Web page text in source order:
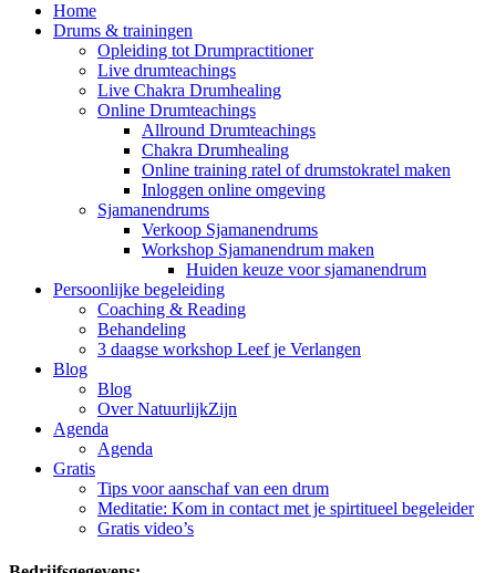
Home
Drums & trainingen
Opleiding tot Drumpractitioner
Live drumteachings
Live Chakra Drumhealing
Online Drumteachings
Allround Drumteachings
Chakra Drumhealing
Online training ratel of drumstokratel maken
Inloggen online omgeving
Sjamanendrums
Verkoop Sjamanendrums
Workshop Sjamanendrum maken
Huiden keuze voor sjamanendrum
Persoonlijke begeleiding
Coaching & Reading
Behandeling
3 daagse workshop Leef je Verlangen
Blog
Blog
Over NatuurlijkZijn
Agenda
Agenda
Gratis
Tips voor aanschaf van een drum
Meditatie: Kom in contact met je spirtitueel begeleider
Gratis video’s